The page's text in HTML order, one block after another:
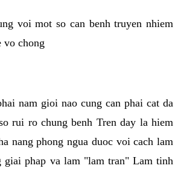
voi mot so can benh truyen nhiem
vo chong
nam gioi nao cung can phai cat da
rui ro chung benh Tren day la hiem
nang phong ngua duoc voi cach lam
giai phap va lam "lam tran" Lam tinh